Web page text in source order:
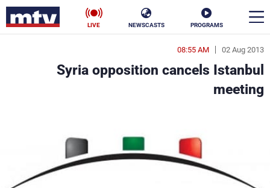
PROGRAMS
NEWSCASTS
LIVE
02 Aug 2013
08:55 AM
Syria opposition cancels Istanbul
meeting
en
الأخبار
فن